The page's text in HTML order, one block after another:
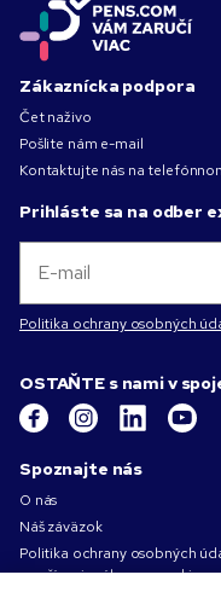
Zákaznícka podpora
Čet naživo
Pošlite nám e-mail
Kontaktujte nás na
Prihláste sa na odber
Politika ochrany osobných
OSTAŇTE s nami v
Spoznajte nás
O nás
Náš záväzok
Politika ochrany osobných
používania súborov cookie